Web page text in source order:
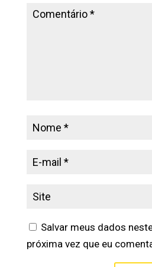
Salvar meus dados
próxima vez que eu